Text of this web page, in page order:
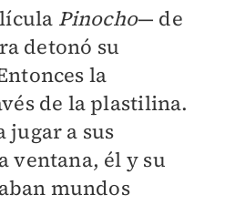
Pinocho— de
detonó su
la
de la plastilina.
jugar a sus
ventana, él y su
mundos